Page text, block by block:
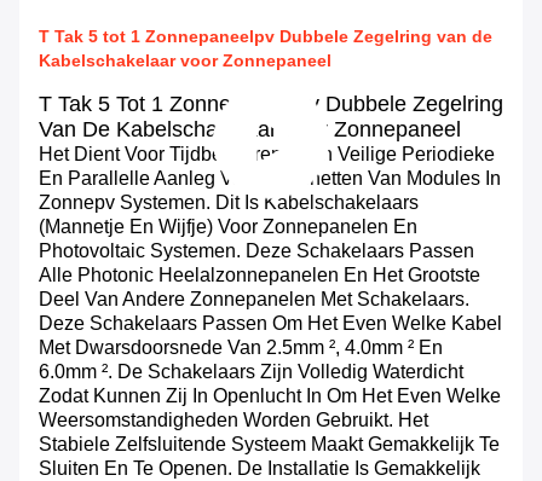
T Tak 5 tot 1 Zonnepaneelpv Dubbele Zegelring van de
Kabelschakelaar voor Zonnepaneel
T Tak 5 Tot 1 Zonnepaneelpv Dubbele Zegelring
Van De Kabelschakelaar Voor Zonnepaneel
Het Dient Voor Tijdbesparende En Veilige Periodieke
En Parallelle Aanleg Van Kabelnetten Van Modules In
Zonnepv Systemen. Dit Is Kabelschakelaars
(mannetje En Wijfje) Voor Zonnepanelen En
Photovoltaic Systemen. Deze Schakelaars Passen
Alle Photonic Heelalzonnepanelen En Het Grootste
Deel Van Andere Zonnepanelen Met Schakelaars.
Deze Schakelaars Passen Om Het Even Welke Kabel
Met Dwarsdoorsnede Van 2.5mm ², 4.0mm ² En
6.0mm ². De Schakelaars Zijn Volledig Waterdicht
Zodat Kunnen Zij In Openlucht In Om Het Even Welke
Weersomstandigheden Worden Gebruikt. Het
Stabiele Zelfsluitende Systeem Maakt Gemakkelijk Te
Sluiten En Te Openen. De Installatie Is Gemakkelijk